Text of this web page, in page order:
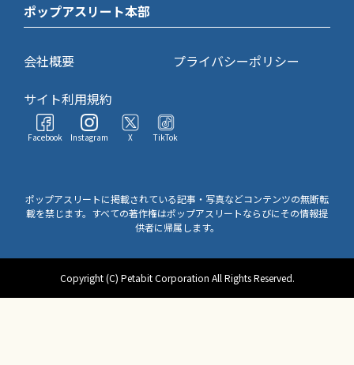
ポップアスリート本部
会社概要
プライバシーポリシー
サイト利用規約
Facebook Instagram X TikTok
ポップアスリートに掲載されている記事・写真などコンテンツの無断転
載を禁じます。すべての著作権はポップアスリートならびにその情報提
供者に帰属します。
Copyright (C) Petabit Corporation All Rights Reserved.